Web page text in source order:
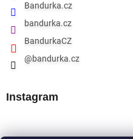
Bandurka.cz
bandurka.cz
BandurkaCZ
@bandurka.cz
Instagram